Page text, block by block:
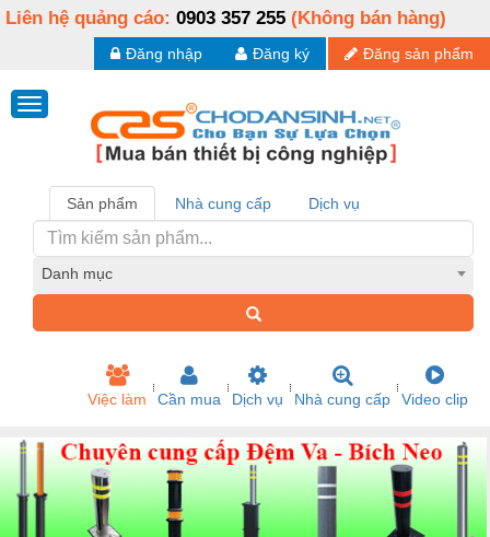
Liên hệ quảng cáo: 0903 357 255 (Không bán hàng)
Đăng sản phẩm
Đăng ký
Đăng nhập
Sản phẩm Nhà cung cấp Dịch vụ
Danh mục
Việc làm Cần mua Dịch vụ Nhà cung cấp Video clip